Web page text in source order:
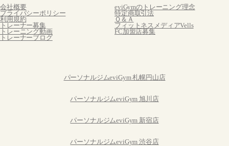
会社概要
eviGymのトレーニング理念
プライバシーポリシー
特定商取引法
利用規約
Ｑ＆Ａ
トレーナー募集
フィットネスメディアVells
トレーニング動画
FC加盟店募集
トレーナーブログ
パーソナルジムeviGym 札幌円山店
パーソナルジムeviGym 旭川店
パーソナルジムeviGym 新宿店
パーソナルジムeviGym 渋谷店